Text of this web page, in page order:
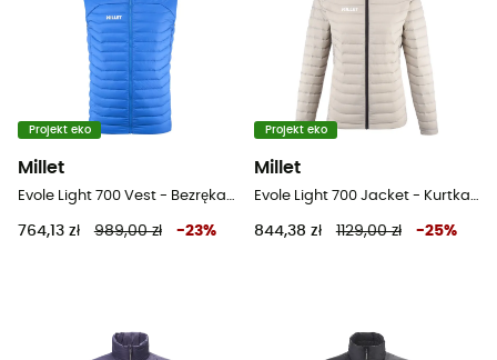
Projekt eko
Millet
764,13 zł 989,00 zł -23%
Projekt eko
Millet
844,38 zł 1129,00 zł -25%